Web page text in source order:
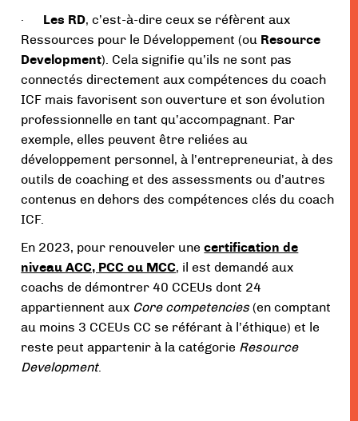
· Les RD, c’est-à-dire ceux se réfèrent aux
Ressources pour le Développement (ou Resource
Development). Cela signifie qu’ils ne sont pas
connectés directement aux compétences du coach
ICF mais favorisent son ouverture et son évolution
professionnelle en tant qu’accompagnant. Par
exemple, elles peuvent être reliées au
développement personnel, à l’entrepreneuriat, à des
outils de coaching et des assessments ou d’autres
contenus en dehors des compétences clés du coach
ICF.
En 2023, pour renouveler unecertification de
niveau ACC, PCC ou MCC, il est demandé aux
coachs de démontrer 40 CCEUs dont 24
appartiennent aux Core competencies(en comptant
au moins 3 CCEUs CC se référant à l’éthique) et le
reste peut appartenir à la catégorie Resource
Development.